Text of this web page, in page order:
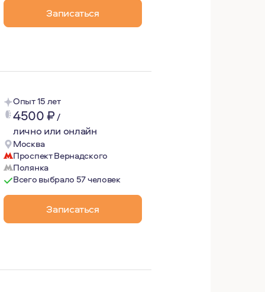
Записаться
Опыт 15 лет
4500₽/
лично или онлайн
Москва
Проспект Вернадского
Полянка
Всего выбрало 57 человек
Записаться
интересом, теплым вниманием ко всему, что